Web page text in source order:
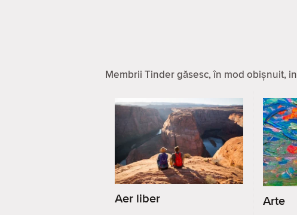
Membrii Tinder găsesc, în mod obișnuit,
Aer liber Arte